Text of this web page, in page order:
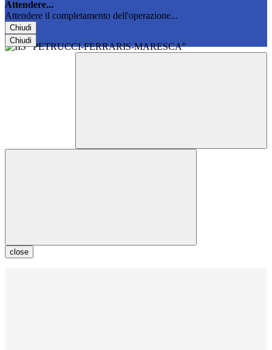
Attendere...
Attendere il completamento dell'operazione...
Chiudi
Chiudi
close